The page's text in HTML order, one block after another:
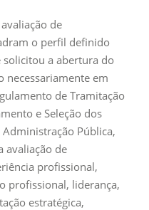
de
o perfil definido
a abertura do
necessariamente em
de Tramitação
e Seleção dos
Pública,
avaliação de
profissional,
profissional, liderança,
estratégica,